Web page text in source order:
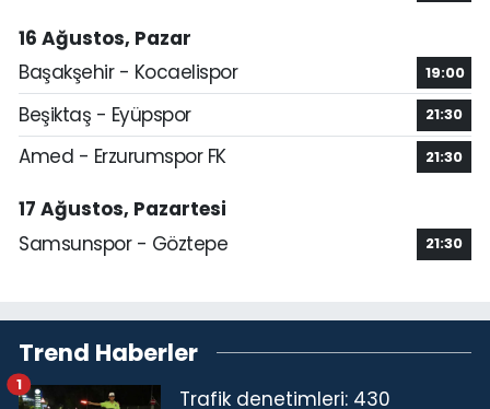
16 Ağustos, Pazar
Başakşehir - Kocaelispor
19:00
Beşiktaş - Eyüpspor 21:30
Amed - Erzurumspor FK 21:30
17 Ağustos, Pazartesi
Samsunspor - Göztepe
21:30
Trend Haberler
Trafik denetimleri: 430
1